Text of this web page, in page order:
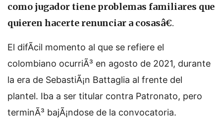
como jugador tiene problemas familiares que
quieren hacerte renunciar a cosasâ€.
El difÃ­cil momento al que se refiere el
colombiano ocurriÃ³ en agosto de 2021, durante
la era de SebastiÃ¡n Battaglia al frente del
plantel. Iba a ser titular contra Patronato, pero
terminÃ³ bajÃ¡ndose de la convocatoria.